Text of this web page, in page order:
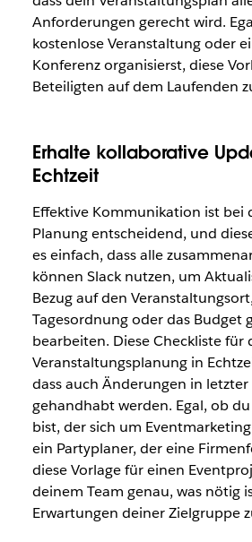
Anforderungen gerecht wird.
kostenlose Veranstaltung oder
Konferenz organisierst, diese
Beteiligten auf dem Laufenden
Erhalte kollaborative
Echtzeit
Effektive Kommunikation ist bei
Planung entscheidend, und
es einfach, dass alle
können Slack nutzen, um
Bezug auf den
Tagesordnung oder das Budget
bearbeiten. Diese Checkliste für
Veranstaltungsplanung in
dass auch Änderungen in
gehandhabt werden. Egal, ob
bist, der sich um
ein Partyplaner, der eine
diese Vorlage für einen
deinem Team genau, was nötig
Erwartungen deiner Zielgruppe